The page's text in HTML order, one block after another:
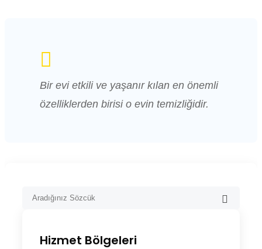
Bir evi etkili ve yaşanır kılan en önemli
özelliklerden birisi o evin temizliğidir.
Hizmet Bölgeleri